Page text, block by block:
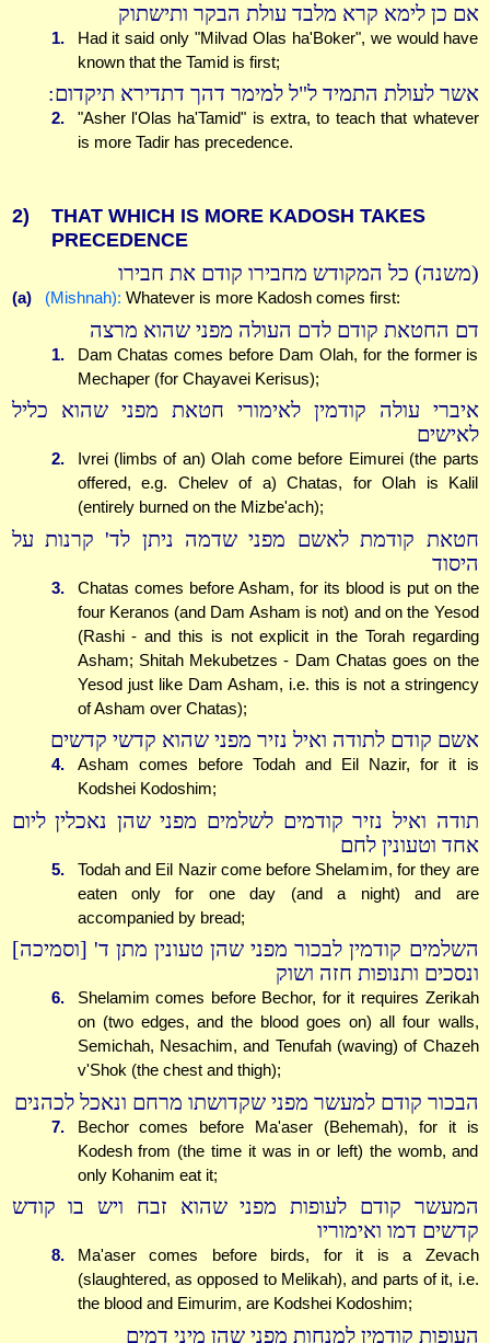
אם כן לימא קרא מלבד עולת הבקר ותישתוק
1.
Had it said only "Milvad Olas ha'Boker", we would have
known that the Tamid is first;
אשר לעולת התמיד ל"ל למימר דהך דתדירא תיקדום:
2.
"Asher l'Olas ha'Tamid" is extra, to teach that whatever
is more Tadir has precedence.
2)
THAT WHICH IS MORE KADOSH TAKES
PRECEDENCE
(משנה) כל המקודש מחבירו קודם את חבירו
(a) (Mishnah): Whatever is more Kadosh comes first:
דם החטאת קודם לדם העולה מפני שהוא מרצה
1.
Dam Chatas comes before Dam Olah, for the former is
Mechaper (for Chayavei Kerisus);
איברי עולה קודמין לאימורי חטאת מפני שהוא כליל
לאישים
2.
Ivrei (limbs of an) Olah come before Eimurei (the parts
offered, e.g. Chelev of a) Chatas, for Olah is Kalil
(entirely burned on the Mizbe'ach);
חטאת קודמת לאשם מפני שדמה ניתן לד' קרנות על
היסוד
3.
Chatas comes before Asham, for its blood is put on the
four Keranos (and Dam Asham is not) and on the Yesod
(Rashi - and this is not explicit in the Torah regarding
Asham; Shitah Mekubetzes - Dam Chatas goes on the
Yesod just like Dam Asham, i.e. this is not a stringency
of Asham over Chatas);
אשם קודם לתודה ואיל נזיר מפני שהוא קדשי קדשים
4.
Asham comes before Todah and Eil Nazir, for it is
Kodshei Kodoshim;
תודה ואיל נזיר קודמים לשלמים מפני שהן נאכלין ליום
אחד וטעונין לחם
5.
Todah and Eil Nazir come before Shelamim, for they are
eaten only for one day (and a night) and are
accompanied by bread;
השלמים קודמין לבכור מפני שהן טעונין מתן ד' [וסמיכה]
ונסכים ותנופות חזה ושוק
6.
Shelamim comes before Bechor, for it requires Zerikah
on (two edges, and the blood goes on) all four walls,
Semichah, Nesachim, and Tenufah (waving) of Chazeh
v'Shok (the chest and thigh);
הבכור קודם למעשר מפני שקדושתו מרחם ונאכל לכהנים
7.
Bechor comes before Ma'aser (Behemah), for it is
Kodesh from (the time it was in or left) the womb, and
only Kohanim eat it;
המעשר קודם לעופות מפני שהוא זבח ויש בו קודש
קדשים דמו ואימוריו
8.
Ma'aser comes before birds, for it is a Zevach
(slaughtered, as opposed to Melikah), and parts of it, i.e.
the blood and Eimurim, are Kodshei Kodoshim;
העופות קודמין למנחות מפני שהן מיני דמים